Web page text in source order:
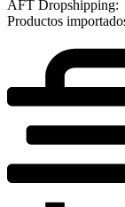
AFT Dropshipping:
Productos